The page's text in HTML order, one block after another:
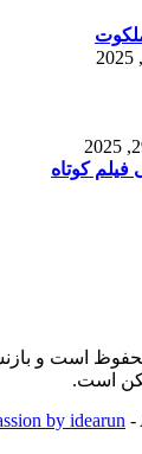
است و
است.
by idearun -